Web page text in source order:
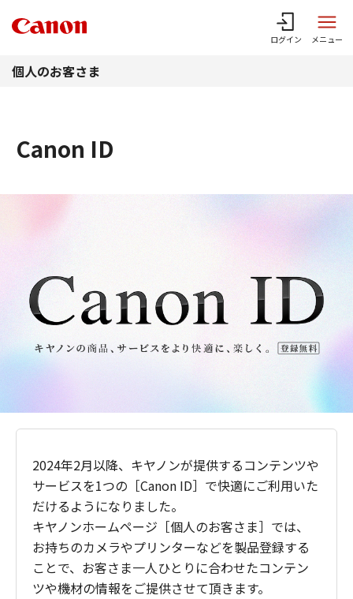
ログイン メニュー
個人のお客さま
Canon ID
2024年2月以降、キヤノンが提供するコンテンツや
サービスを1つの［Canon ID］で快適にご利用いた
だけるようになりました。
キヤノンホームページ［個人のお客さま］では、
お持ちのカメラやプリンターなどを製品登録する
ことで、お客さま一人ひとりに合わせたコンテン
ツや機材の情報をご提供させて頂きます。